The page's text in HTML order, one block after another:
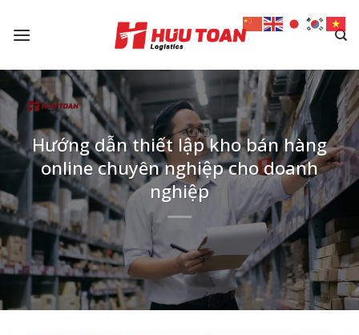
Hướng dẫn thiết lập kho bán hàng
online chuyên nghiệp cho doanh
nghiệp